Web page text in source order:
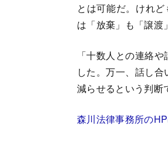
とは可能だ。けれ
は「放棄」も「譲渡
「十数人との連絡
した。万一、話し
減らせるという判断
森川法律事務所の